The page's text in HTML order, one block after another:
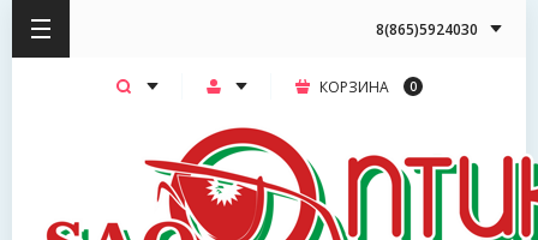
КОРЗИНА 0
8(865)5924030